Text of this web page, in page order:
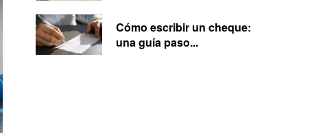
Cómo escribir un cheque:
una guía paso...